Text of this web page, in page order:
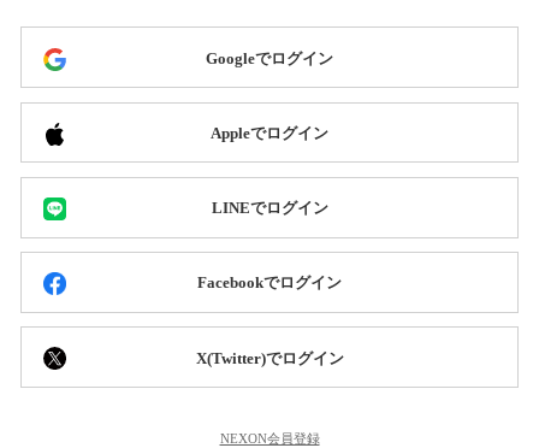
Googleでログイン
Appleでログイン
LINEでログイン
Facebookでログイン
X(Twitter)でログイン
NEXON会員登録